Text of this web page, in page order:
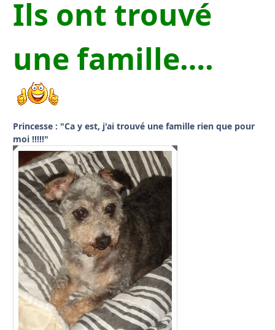
Ils ont trouvé
une famille….
Princesse : "Ca y est, j'ai trouvé une famille rien que pour
moi !!!!!"